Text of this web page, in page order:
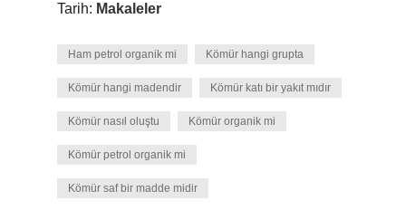
Tarih: Makaleler
Ham petrol organik mi Kömür hangi grupta
Kömür hangi madendir Kömür katı bir yakıt mıdır
Kömür nasıl oluştu Kömür organik mi
Kömür petrol organik mi
Kömür saf bir madde midir